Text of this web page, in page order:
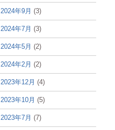
2024年9月 (3)
2024年7月 (3)
2024年5月 (2)
2024年2月 (2)
2023年12月 (4)
2023年10月 (5)
2023年7月 (7)